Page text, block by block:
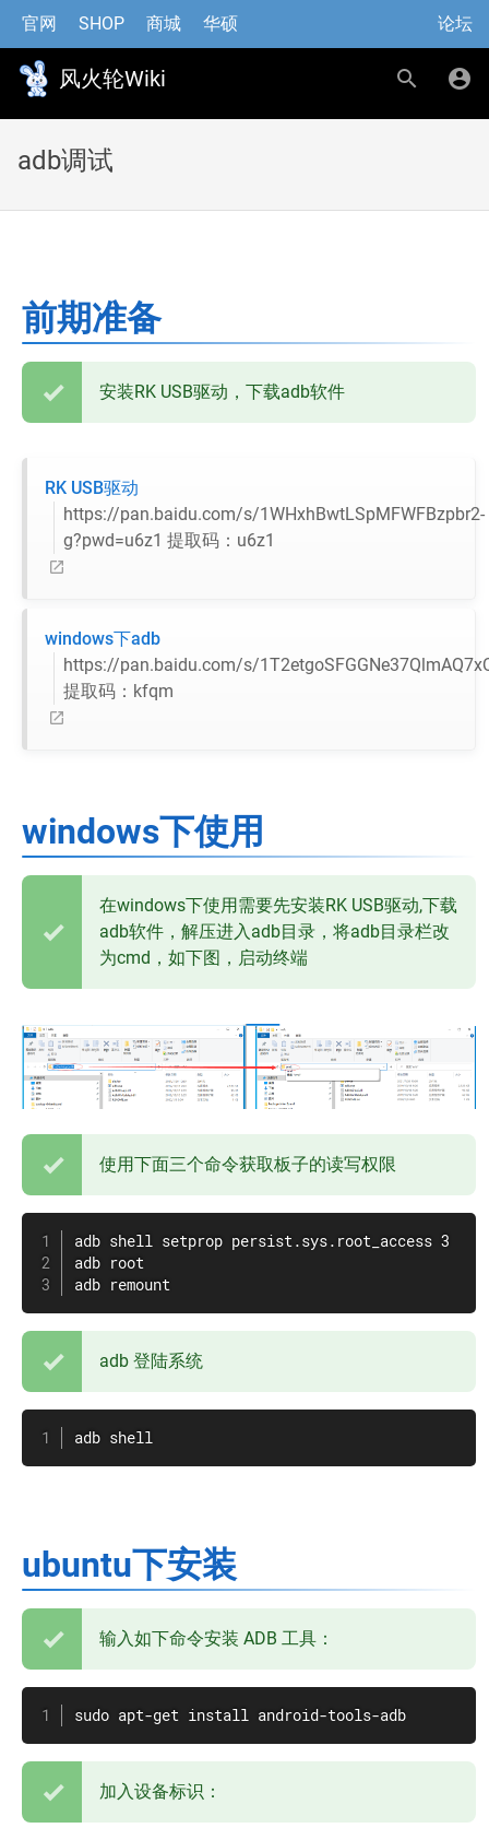
官网 SHOP 商城 华硕 论坛
风火轮Wiki
adb调试
前期准备
安装RK USB驱动，下载adb软件
RK USB驱动
https://pan.baidu.com/s/1WHxhBwtLSpMFWFBzpbr2-
g?pwd=u6z1 提取码：u6z1
windows下adb
https://pan.baidu.com/s/
提取码：kfqm
windows下使用
在windows下使用需要先安装RK USB驱动,下载
adb软件，解压进入adb目录，将adb目录栏改
为cmd，如下图，启动终端
使用下面三个命令获取板子的读写权限
adb shell setprop persist.sys.root_access 3
adb root
adb remount
adb 登陆系统
adb shell
ubuntu下安装
输入如下命令安装 ADB 工具：
sudo apt-get install android-tools-adb
加入设备标识：